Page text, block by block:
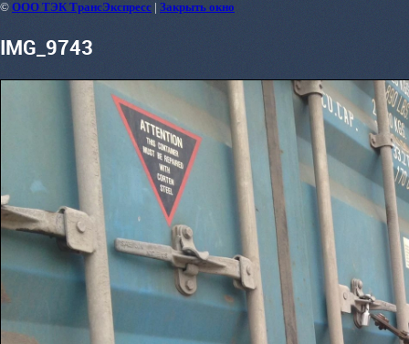
© ООО ТЭК ТрансЭкспресс | Закрыть окно
IMG_9743